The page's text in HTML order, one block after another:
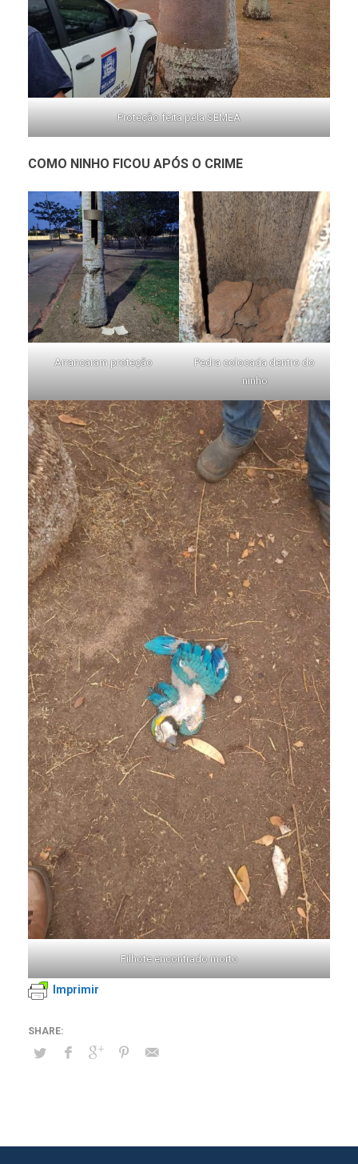
Proteção feita pela SEMEA
COMO NINHO FICOU APÓS O CRIME
Arrancaram proteção
Pedra colocada dentro do
ninho
Filhote encontrado morto
Imprimir